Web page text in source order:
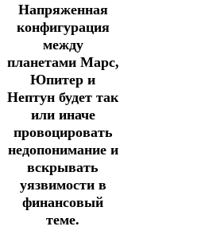
Напряженная
конфигурация
между
планетами Марс,
Юпитер и
Нептун будет так
или иначе
провоцировать
недопонимание и
вскрывать
уязвимости в
финансовый
теме.